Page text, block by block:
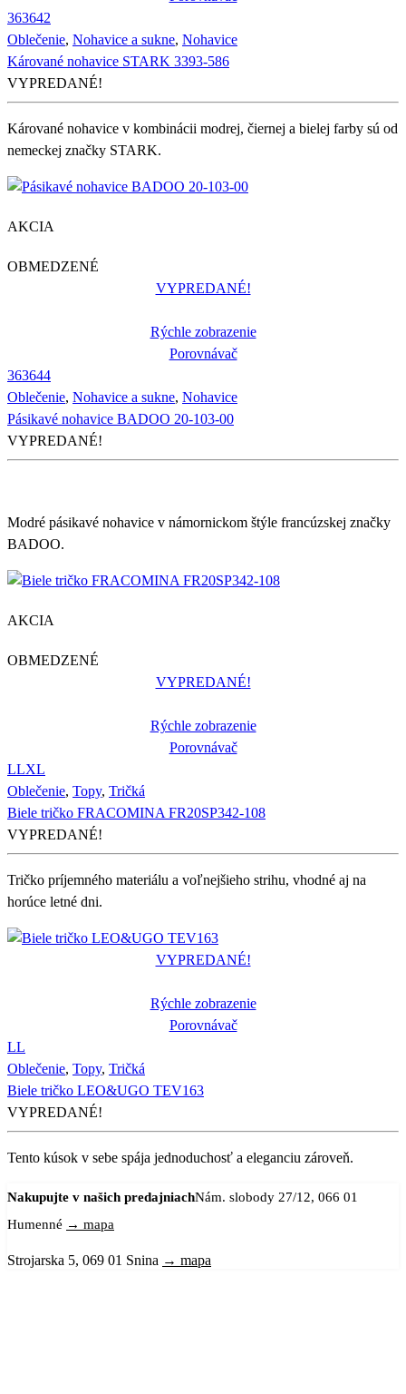
363642
Oblečenie, Nohavice a sukne, Nohavice
Kárované nohavice STARK 3393-586
VYPREDANÉ!
Kárované nohavice v kombinácii modrej, čiernej a bielej farby sú od
nemeckej značky STARK.
AKCIA
OBMEDZENÉ
VYPREDANÉ!
Rýchle zobrazenie
Porovnávač
363644
Oblečenie, Nohavice a sukne, Nohavice
Pásikavé nohavice BADOO 20-103-00
VYPREDANÉ!
Modré pásikavé nohavice v námornickom štýle francúzskej značky
BADOO.
AKCIA
OBMEDZENÉ
VYPREDANÉ!
Rýchle zobrazenie
Porovnávač
LLXL
Oblečenie, Topy, Tričká
Biele tričko FRACOMINA FR20SP342-108
VYPREDANÉ!
Tričko príjemného materiálu a voľnejšieho strihu, vhodné aj na
horúce letné dni.
VYPREDANÉ!
Rýchle zobrazenie
Porovnávač
LL
Oblečenie, Topy, Tričká
Biele tričko LEO&UGO TEV163
VYPREDANÉ!
Tento kúsok v sebe spája jednoduchosť a eleganciu zároveň.
Nakupujte v našich predajniachNám. slobody 27/12, 066 01
Humenné → mapa
Strojarska 5, 069 01 Snina → mapa